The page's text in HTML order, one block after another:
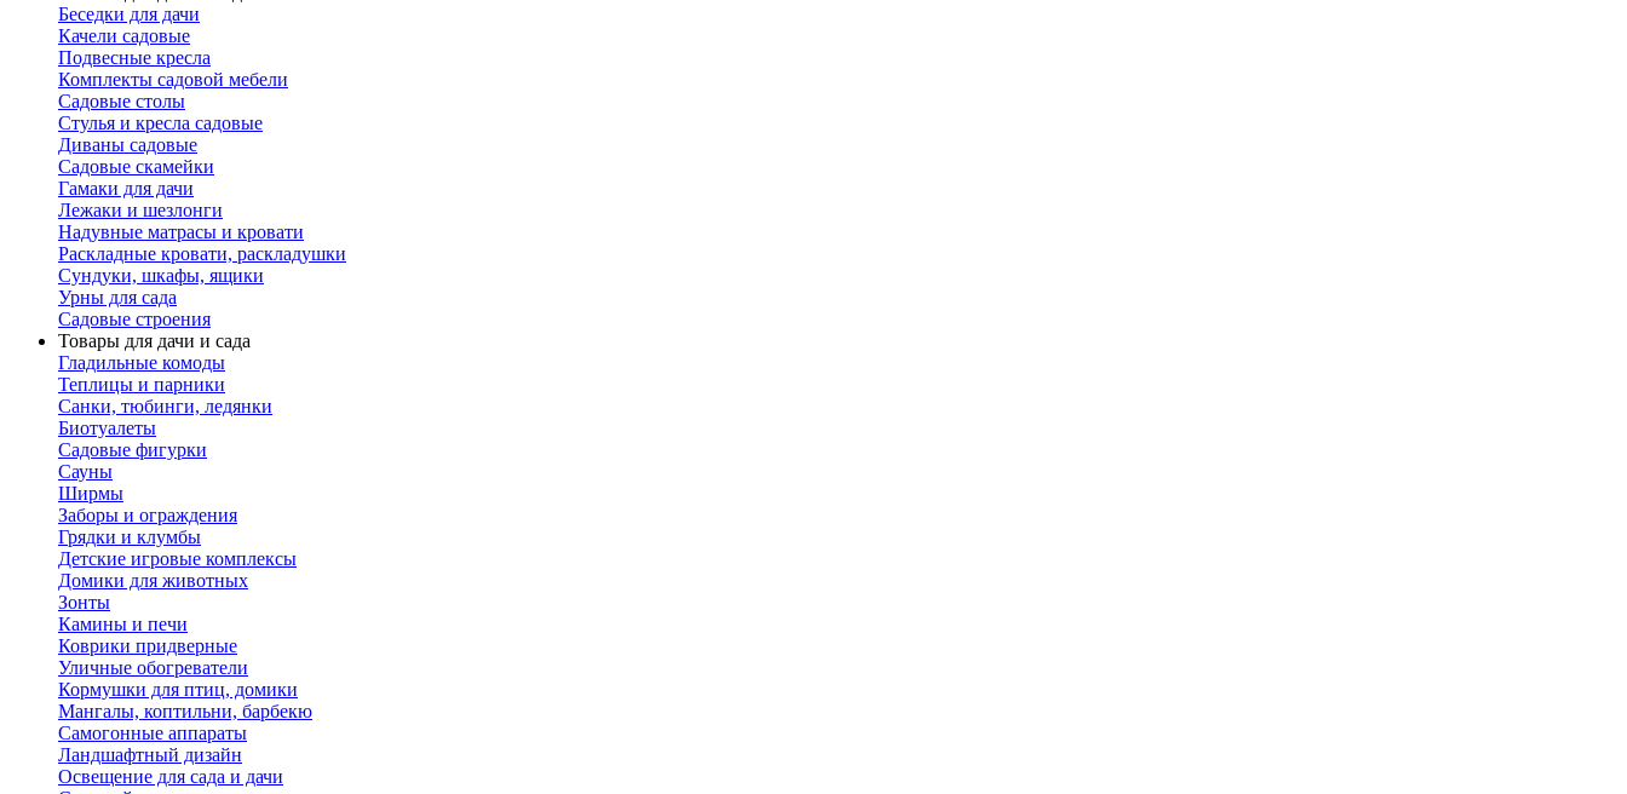
Беседки для дачи
Качели садовые
Подвесные кресла
Комплекты садовой мебели
Садовые столы
Стулья и кресла садовые
Диваны садовые
Садовые скамейки
Гамаки для дачи
Лежаки и шезлонги
Надувные матрасы и кровати
Раскладные кровати, раскладушки
Сундуки, шкафы, ящики
Урны для сада
Садовые строения
Товары для дачи и сада
Гладильные комоды
Теплицы и парники
Санки, тюбинги, ледянки
Биотуалеты
Садовые фигурки
Сауны
Ширмы
Заборы и ограждения
Грядки и клумбы
Детские игровые комплексы
Домики для животных
Зонты
Камины и печи
Коврики придверные
Уличные обогреватели
Кормушки для птиц, домики
Мангалы, коптильни, барбекю
Самогонные аппараты
Ландшафтный дизайн
Освещение для сада и дачи